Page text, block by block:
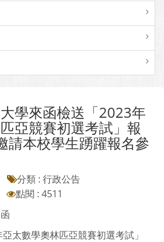
學來函檢送「2023年
亞競賽初選考試」報
請本校學生踴躍報名參
分類 : 行政公告
點閱 : 4511
太數學奧林匹亞競賽初選考試」